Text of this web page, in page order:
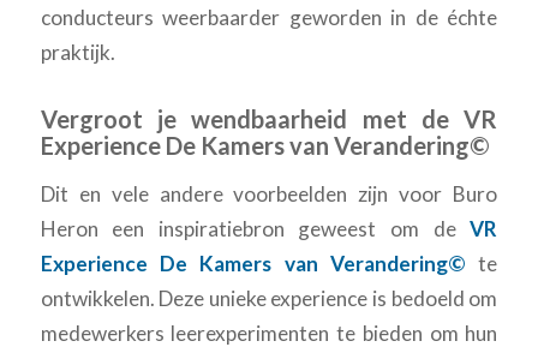
conducteurs weerbaarder geworden in de échte
praktijk.
Vergroot je wendbaarheid met de VR
Experience De Kamers van Verandering©
Dit en vele andere voorbeelden zijn voor Buro
Heron een inspiratiebron geweest om deVR
Experience De Kamers van Verandering© te
ontwikkelen. Deze unieke experience is bedoeld om
medewerkers leerexperimenten te bieden om hun